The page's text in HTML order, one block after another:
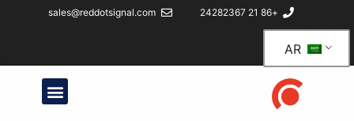
+86 21 24282367
sales@reddotsignal.com
AR